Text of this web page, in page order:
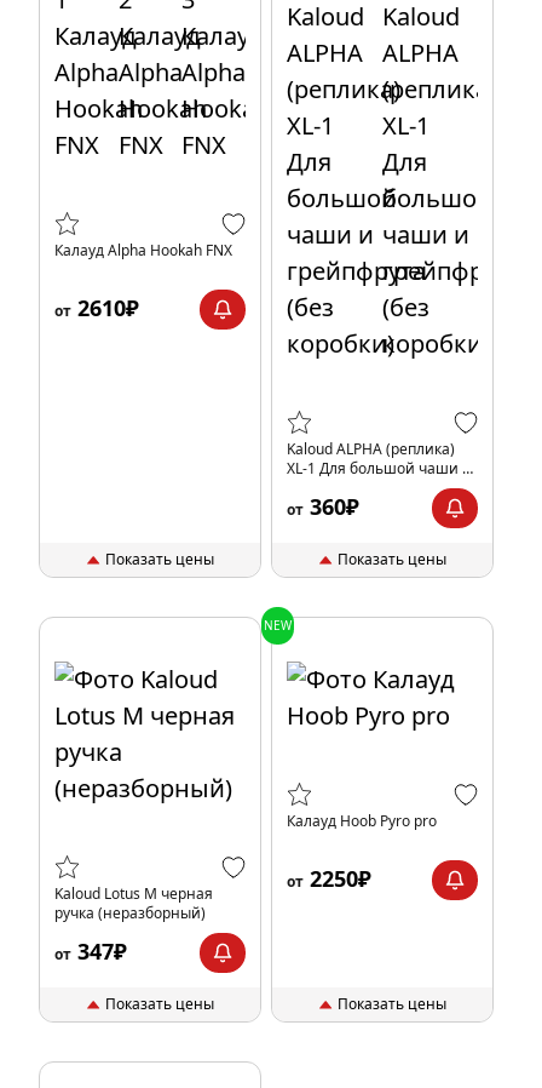
Калауд Alpha Hookah FNX
от 2610₽
Показать цены
Kaloud ALPHA (реплика)
XL-1 Для большой чаши и
грейпфрута (без коробки)
от 360₽
Показать цены
Kaloud Lotus M черная
ручка (неразборный)
от 347₽
Показать цены
NEW
Калауд Hoob Pyro pro
от 2250₽
Показать цены